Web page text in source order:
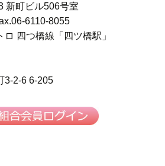
新町ビル506号室
6110-8055
四つ橋線「四ツ橋駅」
3-2-6 6-205